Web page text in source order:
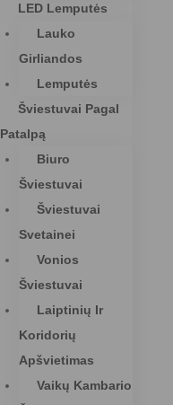
LED Lemputės
Lauko
Girliandos
Lemputės
Šviestuvai Pagal
Patalpą
Biuro
Šviestuvai
Šviestuvai
Svetainei
Vonios
Šviestuvai
Laiptinių Ir
Koridorių
Apšvietimas
Vaikų Kambario